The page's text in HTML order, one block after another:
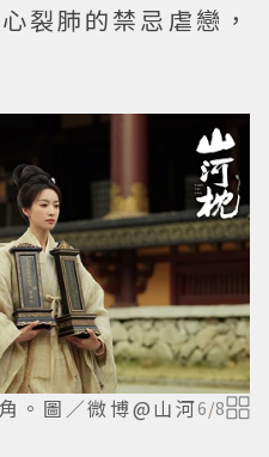
裂肺的禁忌虐戀，
。圖／微博@山河6/8